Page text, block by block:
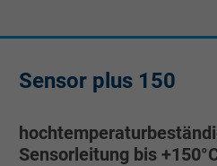
Sensor plus 150
Sensorleitung bis